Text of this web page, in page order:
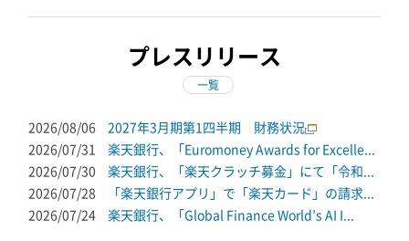
プレスリリース
一覧
2026/08/06
2027年3月期第1四半期 財務状況
2026/07/31
楽天銀行、「Euromoney Awards for Excelle...
2026/07/30
楽天銀行、「楽天クラッチ募金」にて「令和...
2026/07/28
「楽天銀行アプリ」で「楽天カード」の請求...
2026/07/24
楽天銀行、「Global Finance World’s AI I...